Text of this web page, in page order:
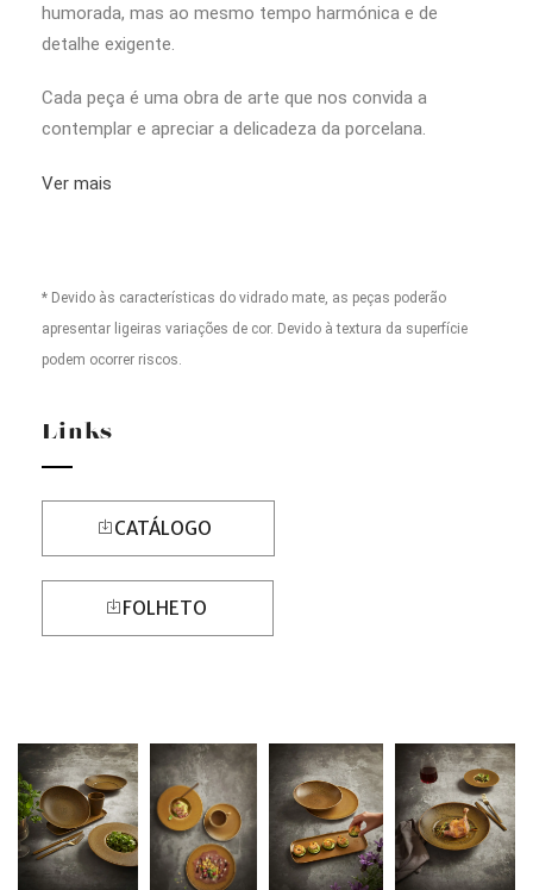
humorada, mas ao mesmo tempo harmónica e de
detalhe exigente.
Cada peça é uma obra de arte que nos convida a
contemplar e apreciar a delicadeza da porcelana.
Ver mais
* Devido às características do vidrado mate, as peças poderão
apresentar ligeiras variações de cor. Devido à textura da superfície
podem ocorrer riscos.
Links
CATÁLOGO
FOLHETO